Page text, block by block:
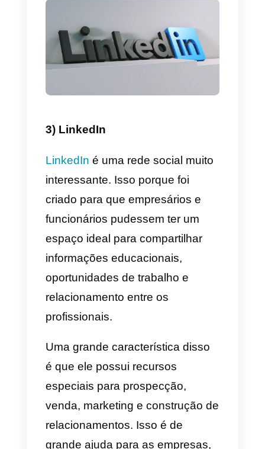
2) Callbell
Callbellpor sua vez, é uma
ferramenta que se concentra
principalmente na comunicação,
gestão de vendas, suporte e
atendimento ao cliente para
canais de comunicação como
Facebook, Instagram,
Whatsapp
Uma das coisas mais marcantes